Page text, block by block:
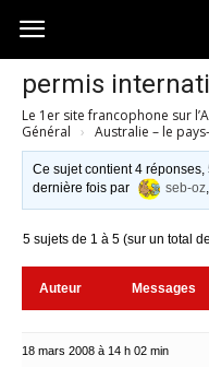
Australia-
australie.com
permis
Le 1er site francophone sur
Général › Australie – le
Ce sujet contient 4
dernière fois par
seb-oz
5 sujets de 1 à 5 (sur un total
Auteur Messages
18 mars 2008 à 14 h 02 min